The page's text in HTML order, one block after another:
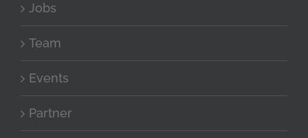
Jobs
Team
Events
Partner